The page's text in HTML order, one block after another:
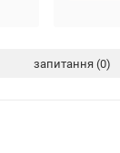
запитання